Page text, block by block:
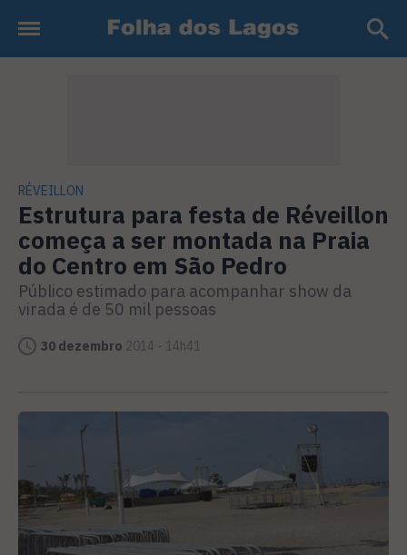
RÉVEILLON
Estrutura para festa de Réveillon
começa a ser montada na Praia
do Centro em São Pedro
Público estimado para acompanhar show da
virada é de 50 mil pessoas
30 dezembro 2014 - 14h41